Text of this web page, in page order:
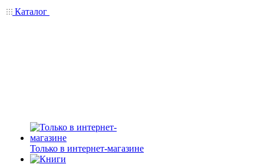
Каталог
Только в интернет-магазине